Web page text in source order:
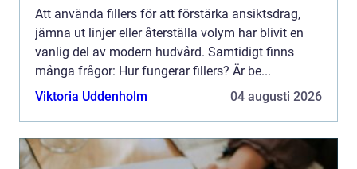
Att använda fillers för att förstärka ansiktsdrag,
jämna ut linjer eller återställa volym har blivit en
vanlig del av modern hudvård. Samtidigt finns
många frågor: Hur fungerar fillers? Är be...
Viktoria Uddenholm
04 augusti 2026